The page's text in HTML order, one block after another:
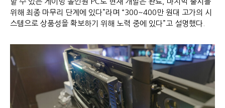
위해 최종 마무리 단계에 있다”라며 “300~400만 원대 고가의 시
스템으로 상품성을 확보하기 위해 노력 중에 있다”고 설명했다.